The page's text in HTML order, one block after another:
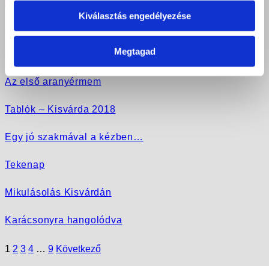
Kiválasztás engedélyezése
Megtagad
Tanévnyitó Kisvárdán 2018 szeptember
Az első aranyérmem
Tablók – Kisvárda 2018
Egy jó szakmával a kézben…
Tekenap
Mikulásolás Kisvárdán
Karácsonyra hangolódva
1 2 3 4 … 9 Következő